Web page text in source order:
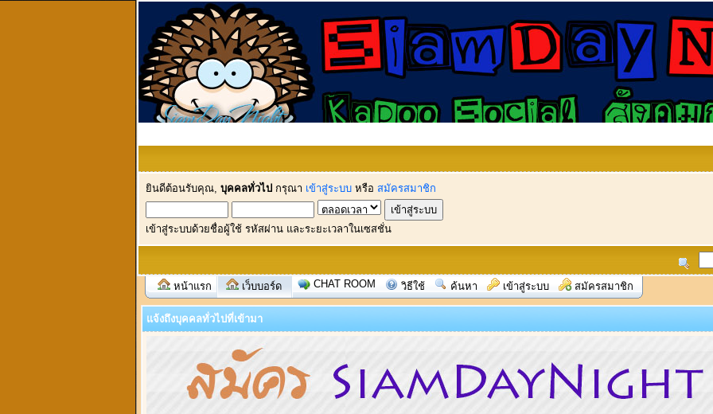
ยินดีต้อนรับคุณ, บุคคลทั่วไป กรุณา เข้าสู่ระบบ หรือ สมัครสมาชิก
เข้าสู่ระบบด้วยชื่อผู้ใช้ รหัสผ่าน และระยะเวลาในเซสชั่น
หน้าแรก เว็บบอร์ด CHAT ROOM วิธีใช้ ค้นหา เข้าสู่ระบบ สมัครสมาชิก
แจ้งถึงบุคคลทั่วไปที่เข้ามา